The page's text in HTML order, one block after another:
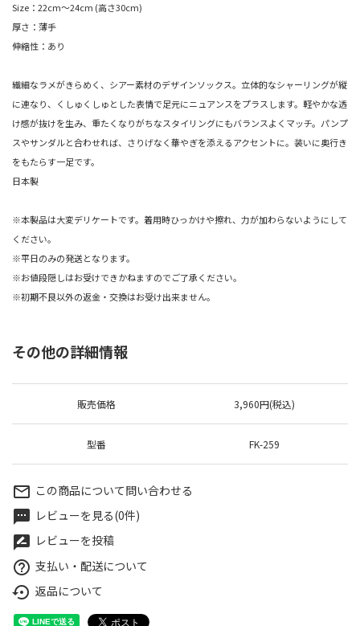
Size：22cm～24cm (高さ30cm)
厚さ：薄手
伸縮性：あり
繊細なラメがきらめく、シアー素材のデザインソックス。立体的なシャーリングが縦
に連なり、くしゅくしゅとした表情で足元にニュアンスをプラスします。軽やかな透
け感が抜けを生み、重たくなりがちなスタイリングにもバランスよくマッチ。パンプ
スやサンダルと合わせれば、さりげなく華やぎを添えるアクセントに。装いに奥行き
をもたらす一足です。
日本製
※本製品は大変デリケートです。着用時ひっかけや擦れ、力が加わらないようにして
ください。
※平日のみの発送となります。
※お値段隠しはお受けできかねますのでご了承ください。
※初期不良以外の返金・交換はお受け出来ません。
その他の詳細情報
販売価格 3,960円(税込)
型番 FK-259
mail_outline この商品について問い合わせる
textsms レビューを見る(0件)
rate_review レビューを投稿
help_outline 支払い・配送について
settings_backup_restore 返品について